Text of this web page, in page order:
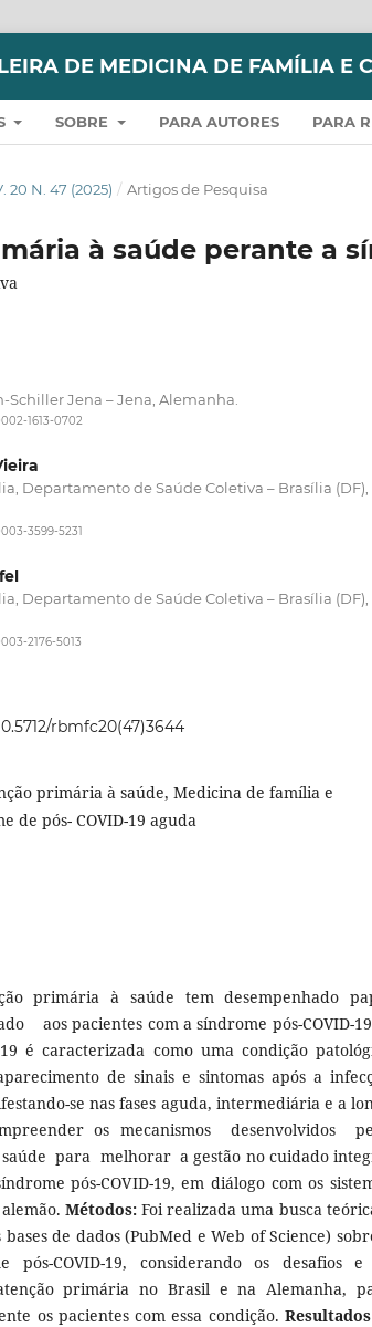
DE MEDICINA DE FAMÍLIA E
SOBRE PARA AUTORES PARA
20 N. 47 (2025) / Artigos de Pesquisa
à saúde perante a
Jena – Jena, Alemanha.
1613-0702
Departamento de Saúde Coletiva – Brasília (DF),
3599-5231
Departamento de Saúde Coletiva – Brasília (DF),
2176-5013
rbmfc20(47)3644
primária à saúde, Medicina de família e
de pós- COVID-19 aguda
primária à saúde tem desempenhado
aos pacientes com a síndrome pós-COVID-
19 é caracterizada como uma condição
de sinais e sintomas após a
se nas fases aguda, intermediária e a
os mecanismos desenvolvidos
para melhorar a gestão no cuidado
pós-COVID-19, em diálogo com os
Métodos:Foi realizada uma busca
de dados (PubMed e Web of Science)
pós-COVID-19, considerando os desafios e
primária no Brasil e na Alemanha,
os pacientes com essa condição.